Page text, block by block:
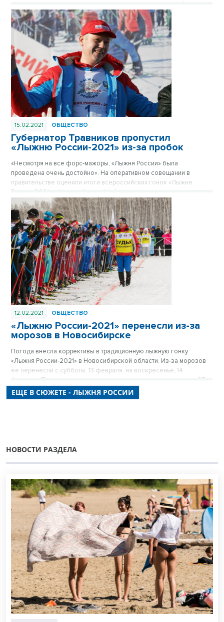
спортивного мероприятия рассказали в ходе пресс-конференции
ТАСС министр физической культуры и спорта Новосибирской
области Сергей Ахапов, главная судья соревнований Ирина
Лагутина и начальник управления физической культуры и спорта
мэрии Новосибирска Константин Катионов.
15.02.2021 ОБЩЕСТВО
Губернатор Травников пропустил
«Лыжню России-2021» из-за пробок
«Несмотря на все форс-мажоры, «Лыжня России» была
проведена очень достойно». На оперативном совещании в
правительстве оценили итоги всероссийских гонок «Лыжня
России-2021» в Новосибирской области.
12.02.2021 ОБЩЕСТВО
«Лыжню России-2021» перенесли из-за
морозов в Новосибирске
Погода внесла коррективы в традиционную лыжную гонку
«Лыжня России-2021» в Новосибирской области. Из-за морозов
ее перенесли с субботы, 13 февраля, на воскресенье, 14
февраля. По прогнозам синоптиков, в этот день потеплеет с -25
до -11.
ЕЩЕ В СЮЖЕТЕ - ЛЫЖНЯ РОССИИ
НОВОСТИ РАЗДЕЛА